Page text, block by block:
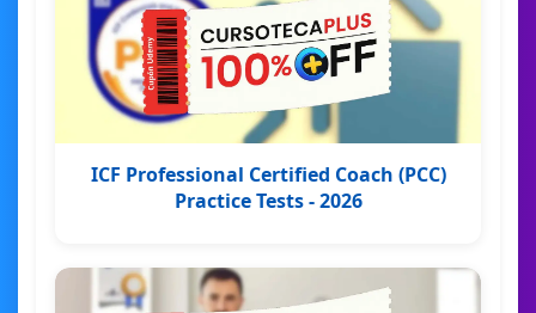
ICF Professional Certified Coach (PCC)
Practice Tests - 2026